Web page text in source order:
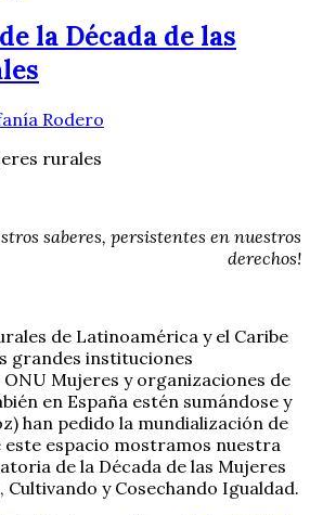
la Década de las
Rodero
saberes, persistentes en nuestros
derechos!
de Latinoamérica y el Caribe
grandes instituciones
Mujeres y organizaciones de
en España estén sumándose y
han pedido la mundialización de
este espacio mostramos nuestra
de la Década de las Mujeres
Cultivando y Cosechando Igualdad.